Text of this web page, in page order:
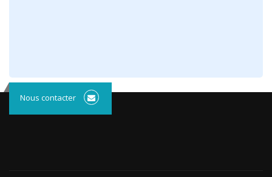
Nous contacter